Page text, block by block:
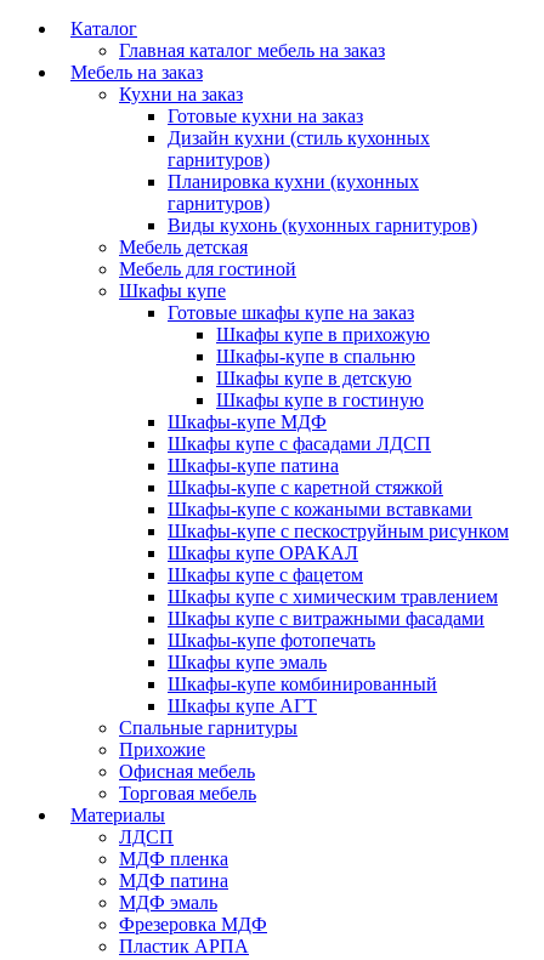
Каталог
Главная каталог мебель на заказ
Мебель на заказ
Кухни на заказ
Готовые кухни на заказ
Дизайн кухни (стиль кухонных
гарнитуров)
Планировка кухни (кухонных
гарнитуров)
Виды кухонь (кухонных гарнитуров)
Мебель детская
Мебель для гостиной
Шкафы купе
Готовые шкафы купе на заказ
Шкафы купе в прихожую
Шкафы-купе в спальню
Шкафы купе в детскую
Шкафы купе в гостиную
Шкафы-купе МДФ
Шкафы купе с фасадами ЛДСП
Шкафы-купе патина
Шкафы-купе с каретной стяжкой
Шкафы-купе с кожаными вставками
Шкафы-купе с пескоструйным рисунком
Шкафы купе ОРАКАЛ
Шкафы купе с фацетом
Шкафы купе с химическим травлением
Шкафы купе с витражными фасадами
Шкафы-купе фотопечать
Шкафы купе эмаль
Шкафы-купе комбинированный
Шкафы купе АГТ
Спальные гарнитуры
Прихожие
Офисная мебель
Торговая мебель
Материалы
ЛДСП
МДФ пленка
МДФ патина
МДФ эмаль
Фрезеровка МДФ
Пластик АРПА